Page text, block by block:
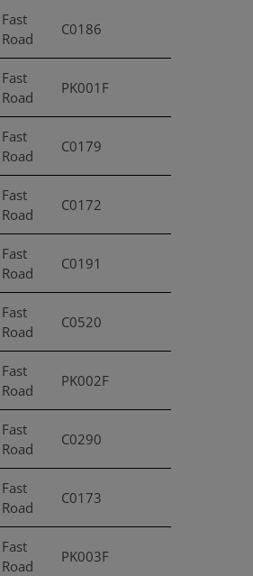
Fast
Road
C0186
Fast
Road
PK001F
Fast
Road
C0179
Fast
Road
C0172
Fast
Road
C0191
Fast
Road
C0520
Fast
Road
PK002F
Fast
Road
C0290
Fast
Road
C0173
Fast
Road
PK003F